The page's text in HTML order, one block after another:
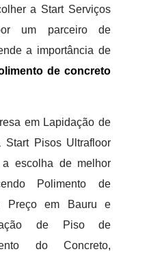
a Start Serviços
um parceiro de
a importância de
de concreto
em Lapidação de
Start Pisos Ultrafloor
a escolha de melhor
Polimento de
Preço em Bauru e
de Piso de
do Concreto,